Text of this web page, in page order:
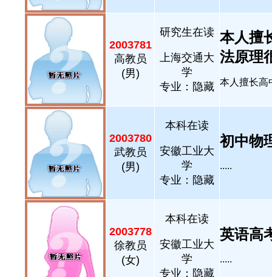
2003781
高教员
(男)
研究生在读
上海交通大
学
专业：隐藏
本人擅
法原理
本人擅长高
2003780
武教员
(男)
本科在读
安徽工业大
学
专业：隐藏
初中物
.....
2003778
徐教员
(女)
本科在读
安徽工业大
学
专业：隐藏
英语高
.....